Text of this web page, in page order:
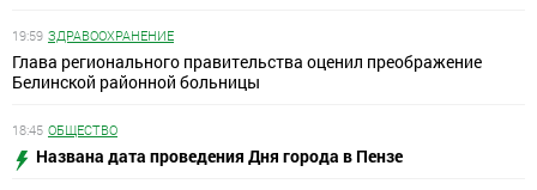
19:59 ЗДРАВООХРАНЕНИЕ
Глава регионального правительства оценил преображение
Белинской районной больницы
18:45 ОБЩЕСТВО
Названа дата проведения Дня города в Пензе